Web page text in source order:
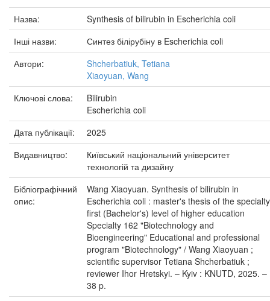
Назва:
Synthesis of bilirubin in Escherichia coli
Інші назви:
Синтез білірубіну в Escherichia coli
Автори:
Shcherbatiuk, Tetiana
Xiaoyuan, Wang
Ключові слова:
Bilirubin
Escherichia coli
Дата публікації:
2025
Видавництво:
Київський національний університет
технологій та дизайну
Бібліографічний
опис:
Wang Xiaoyuan. Synthesis of bilirubin in
Escherichia coli : master's thesis оf the specialty
first (Bachelor's) level of higher education
Specialty 162 "Biotechnology and
Bioengineering" Educational and professional
program "Biotechnology" / Wang Xiaoyuan ;
scientific supervisor Tetiana Shcherbatiuk ;
reviewer Ihor Hretskyi. – Kyiv : KNUTD, 2025. –
38 p.